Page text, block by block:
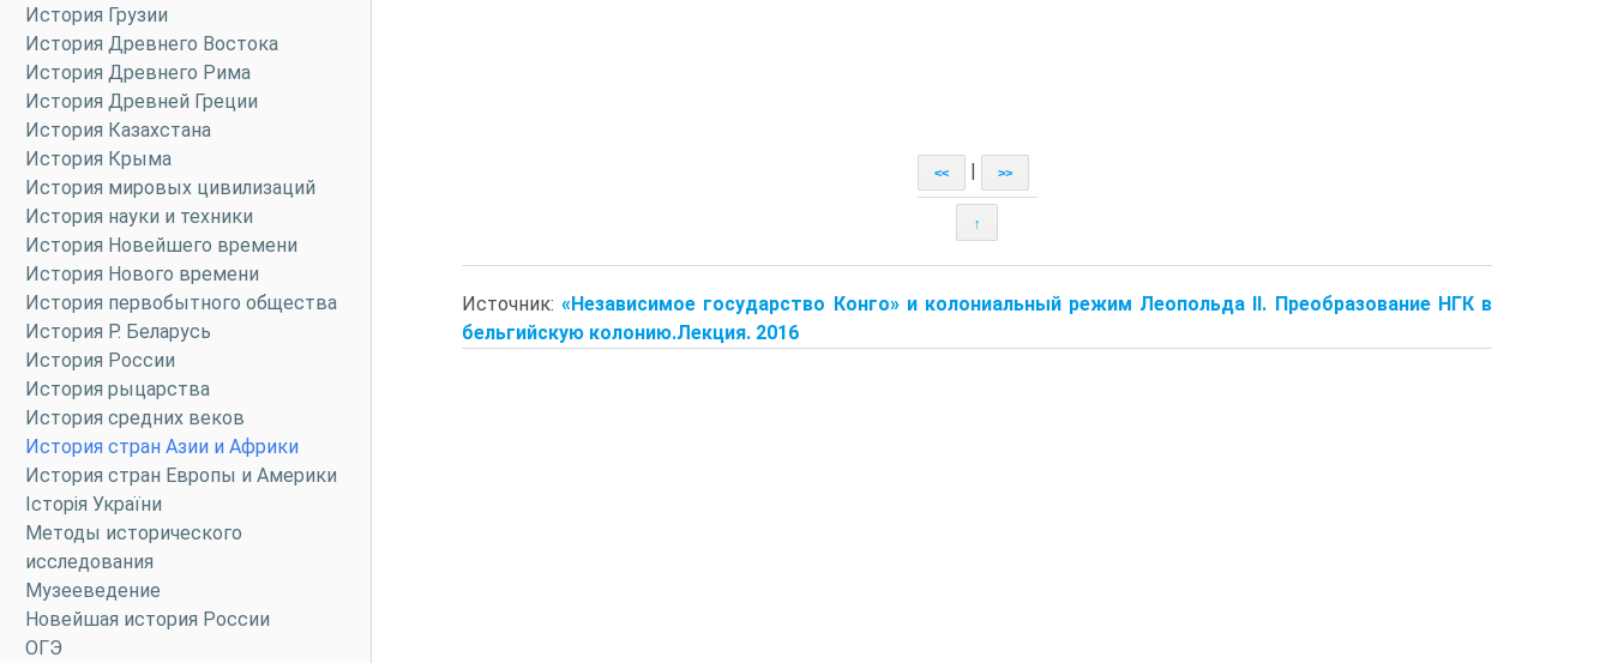
История Грузии
История Древнего Востока
История Древнего Рима
История Древней Греции
История Казахстана
История Крыма
История мировых цивилизаций
История науки и техники
История Новейшего времени
История Нового времени
История первобытного общества
История Р. Беларусь
История России
История рыцарства
История средних веков
История стран Азии и Африки
История стран Европы и Америки
Історія України
Методы исторического
исследования
Музееведение
Новейшая история России
ОГЭ
<< >>
↑
Источник:«Независимое государство Конго» и колониальный режим Леопольда II. Преобразование НГК в
бельгийскую колонию.Лекция. 2016